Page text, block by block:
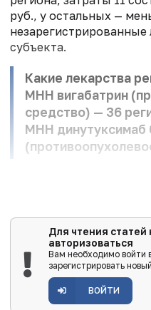
руб., у остальных —
незарегистрированные
субъекта.
Какие лекарства
МНН вигабатрин
средство) — 36
МНН динутуксимаб
Для чтения
авторизоваться
Вам необходимо войти
зарегистрировать
ВОЙТИ